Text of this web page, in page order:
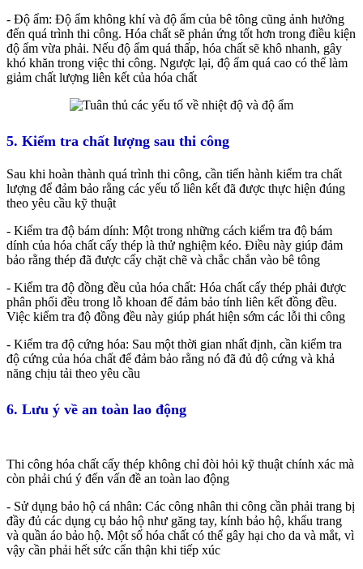
- Độ ẩm: Độ ẩm không khí và độ ẩm của bê tông cũng ảnh hưởng
đến quá trình thi công. Hóa chất sẽ phản ứng tốt hơn trong điều kiện
độ ẩm vừa phải. Nếu độ ẩm quá thấp, hóa chất sẽ khô nhanh, gây
khó khăn trong việc thi công. Ngược lại, độ ẩm quá cao có thể làm
giảm chất lượng liên kết của hóa chất
5. Kiểm tra chất lượng sau thi công
Sau khi hoàn thành quá trình thi công, cần tiến hành kiểm tra chất
lượng để đảm bảo rằng các yếu tố liên kết đã được thực hiện đúng
theo yêu cầu kỹ thuật
- Kiểm tra độ bám dính: Một trong những cách kiểm tra độ bám
dính của hóa chất cấy thép là thử nghiệm kéo. Điều này giúp đảm
bảo rằng thép đã được cấy chặt chẽ và chắc chắn vào bê tông
- Kiểm tra độ đồng đều của hóa chất: Hóa chất cấy thép phải được
phân phối đều trong lỗ khoan để đảm bảo tính liên kết đồng đều.
Việc kiểm tra độ đồng đều này giúp phát hiện sớm các lỗi thi công
- Kiểm tra độ cứng hóa: Sau một thời gian nhất định, cần kiểm tra
độ cứng của hóa chất để đảm bảo rằng nó đã đủ độ cứng và khả
năng chịu tải theo yêu cầu
6. Lưu ý về an toàn lao động
Thi công hóa chất cấy thép không chỉ đòi hỏi kỹ thuật chính xác mà
còn phải chú ý đến vấn đề an toàn lao động
- Sử dụng bảo hộ cá nhân: Các công nhân thi công cần phải trang bị
đầy đủ các dụng cụ bảo hộ như găng tay, kính bảo hộ, khẩu trang
và quần áo bảo hộ. Một số hóa chất có thể gây hại cho da và mắt, vì
vậy cần phải hết sức cẩn thận khi tiếp xúc